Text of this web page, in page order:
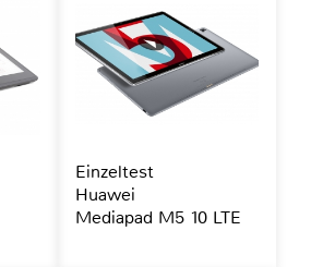
Einzeltest
Huawei
Mediapad M5 10 LTE